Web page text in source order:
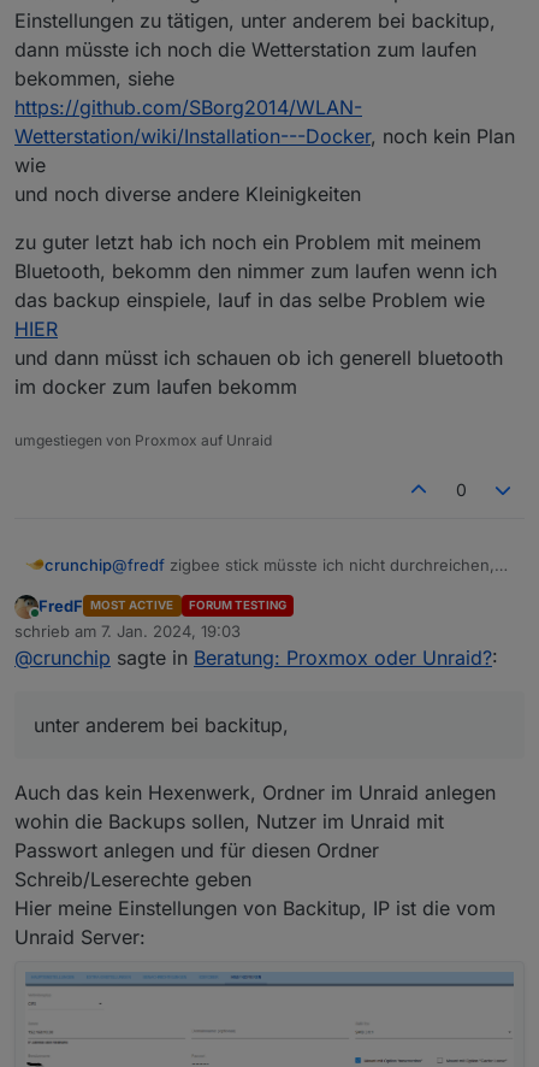
Einstellungen zu tätigen, unter anderem bei backitup,
dann müsste ich noch die Wetterstation zum laufen
bekommen, siehe
https://github.com/SBorg2014/WLAN-
Wetterstation/wiki/Installation---Docker, noch kein Plan
wie
und noch diverse andere Kleinigkeiten
zu guter letzt hab ich noch ein Problem mit meinem
Bluetooth, bekomm den nimmer zum laufen wenn ich
das backup einspiele, lauf in das selbe Problem wie
HIER
und dann müsst ich schauen ob ich generell bluetooth
im docker zum laufen bekomm
umgestiegen von Proxmox auf Unraid
0
crunchip@fredf zigbee stick müsste ich nicht durchreichen,
hab ja schon mal versucht iobroker als docker zu
installieren, allerdings sind dann noch ein paar
Einstellungen zu tätigen, unter anderem bei backitup,
https://github.com/SBorg2014/WLAN-
und noch diverse andere Kleinigkeiten
zu guter letzt hab ich noch ein Problem mit meinem
Bluetooth, bekomm den nimmer zum laufen wenn ich
das backup einspiele, lauf in das selbe Problem wie
bluetooth im docker zum laufen bekomm
Online
FredF MOST ACTIVE FORUM TESTING
schrieb am 7. Jan. 2024, 19:03
zuletzt editiert von
@crunchip sagte in Beratung: Proxmox oder Unraid?:
unter anderem bei backitup,
Auch das kein Hexenwerk, Ordner im Unraid anlegen
wohin die Backups sollen, Nutzer im Unraid mit
Passwort anlegen und für diesen Ordner
Schreib/Leserechte geben
Hier meine Einstellungen von Backitup, IP ist die vom
Unraid Server: